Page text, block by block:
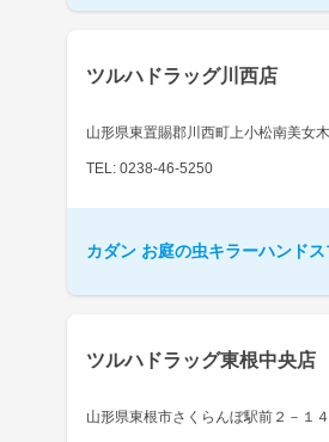
ツルハドラッグ川西店
山形県東置賜郡川西町上小松南美女
TEL: 0238-46-5250
カダン お庭の虫キラーハンド
ツルハドラッグ東根中央店
山形県東根市さくらんぼ駅前２－１